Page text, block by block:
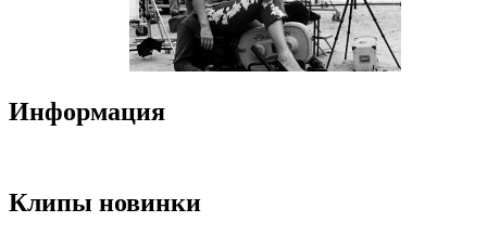
Информация
Клипы новинки